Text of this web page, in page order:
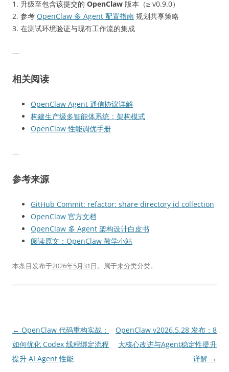
1. 升级至包含该提交的 OpenClaw 版本（≥ v0.9.0）
2. 参考 OpenClaw 多 Agent 配置指南 规划共享策略
3. 在测试环境验证与现有工作流的集成
—
相关阅读
OpenClaw Agent 通信协议详解
构建生产级多智能体系统：架构模式
OpenClaw 性能调优手册
—
参考来源
GitHub Commit: refactor: share directory id collection
OpenClaw 官方文档
OpenClaw 多 Agent 架构设计白皮书
阅读原文：OpenClaw 教学小站
本条目发布于2026年5月31日。属于未分类分类。
文
章
导
← OpenClaw 代码重构实战：
如何优化 Codex 线程绑定流程
提升 AI Agent 性能
OpenClaw v2026.5.28 发布：8
大核心改进与Agent稳定性提升
详解 →